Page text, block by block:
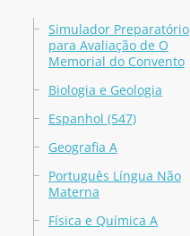
Simulador Preparatório
para Avaliação de O
Memorial do Convento
Biologia e Geologia
Espanhol (547)
Geografia A
Português Língua Não
Materna
Física e Química A